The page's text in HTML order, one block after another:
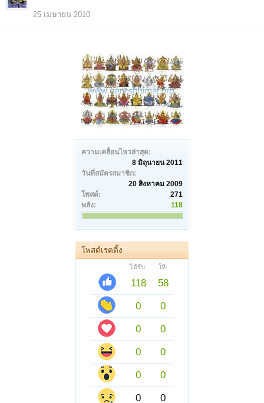
ความเคลื่อนไหวล่าสุด:
8 มิถุนายน 2011
วันที่สมัครสมาชิก:
20 สิงหาคม 2009
โพสต์:
271
พลัง:
118
โพสต์เรตติ้ง
ได้รับ: ให้:
118
58
0
0
0
0
0
0
0
0
0
0
25 เมษายน 2010